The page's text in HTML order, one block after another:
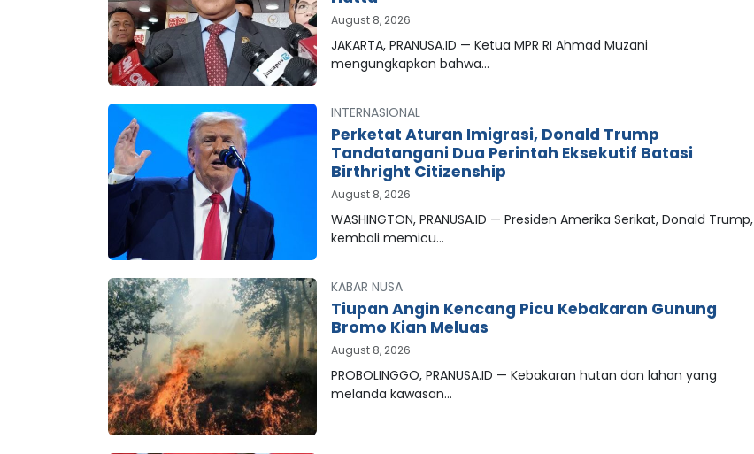
August 8, 2026
JAKARTA, PRANUSA.ID — Ketua MPR RI Ahmad Muzani
mengungkapkan bahwa…
INTERNASIONAL
Perketat Aturan Imigrasi, Donald Trump
Tandatangani Dua Perintah Eksekutif Batasi
Birthright Citizenship
August 8, 2026
WASHINGTON, PRANUSA.ID — Presiden Amerika Serikat, Donald Trump,
kembali memicu…
KABAR NUSA
Tiupan Angin Kencang Picu Kebakaran Gunung
Bromo Kian Meluas
August 8, 2026
PROBOLINGGO, PRANUSA.ID — Kebakaran hutan dan lahan yang
melanda kawasan…